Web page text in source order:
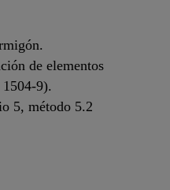
de elementos
9).
5, método 5.2